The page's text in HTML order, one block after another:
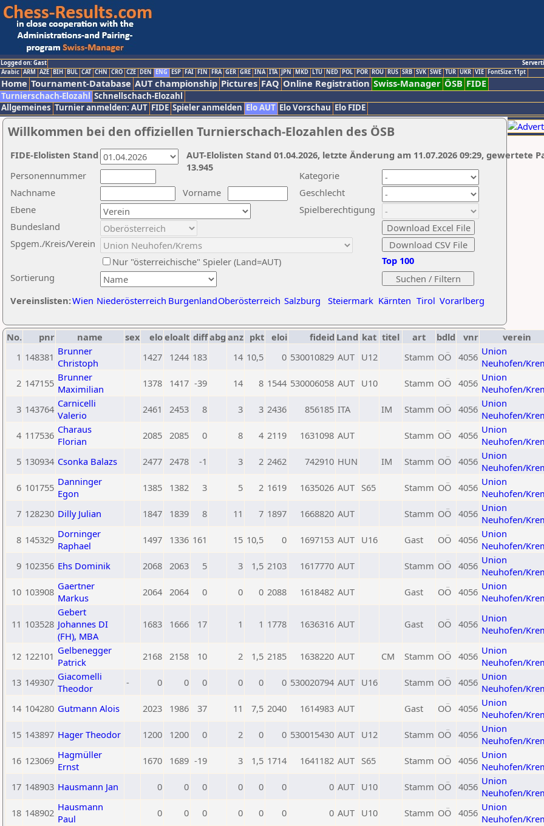
Logged on: Gast
Arabic ARM AZE BIH BUL CAT CHN CRO CZE DEN ENG ESP FAI FIN FRA GER GRE INA ITA JPN MKD LTU NED POL POR ROU RUS SRB SVK SWE TUR UKR VIE FontSize:11pt
Home Tournament-Database AUT championship Pictures FAQ Online Registration Swiss-Manager ÖSB FIDE
Turnierschach-Elozahl Schnellschach-Elozahl
Allgemeines Turnier anmelden: AUT FIDE Spieler anmelden Elo AUT Elo Vorschau Elo FIDE
Willkommen bei den offiziellen Turnierschach-Elozahlen des ÖSB
Nachname
Vorname
Ebene
Kategorie
Sortierung
Personennummer
Bundesland
Spgem./Kreis/Verein
Geschlecht
Nur "österreichische" Spieler (Land=AUT)
Spielberechtigung
Vereinslisten:Wien Niederösterreich BurgenlandOberösterreich Salzburg Steiermark Kärnten Tirol Vorarlberg
Top 100
AUT-Elolisten Stand 01.04.2026, letzte Änderung am 11.07.2026 09:29, gewertete
13.945
FIDE-Elolisten Stand
No. pnr name sex eloeloalt diffabg anz pkt eloi fideid Land kat titel art bdld vnr
verein
1 148381 Brunner
Christoph
1427 1244 183 14 10,5 0 530010829 AUT U12 Stamm OÖ 4056 Union
Neuhofen/
2 147155 Brunner
Maximilian
1378 1417 -39 14 8 1544 530006058 AUT U10 Stamm OÖ 4056 Union
Neuhofen/
3 143764 Carnicelli
Valerio
2461 2453 8 3 3 2436 856185 ITA IM Stamm OÖ 4056 Union
Neuhofen/
4 117536 Charaus
Florian
2085 2085 0 8 4 2119 1631098 AUT Stamm OÖ 4056 Union
Neuhofen/
5 130934 Csonka Balazs 2477 2478 -1 3 2 2462 742910 HUN IM Stamm OÖ 4056 Union
Neuhofen/
6 101755 Danninger
Egon
1385 1382 3 5 2 1619 1635026 AUT S65 Stamm OÖ 4056 Union
Neuhofen/
7 128230 Dilly Julian 1847 1839 8 11 7 1897 1668820 AUT Stamm OÖ 4056 Union
Neuhofen/
8 145329 Dorninger
Raphael
1497 1336 161 15 10,5 0 1697153 AUT U16 Gast OÖ 4056 Union
Neuhofen/
9 102356 Ehs Dominik 2068 2063 5 3 1,5 2103 1617770 AUT Stamm OÖ 4056 Union
Neuhofen/
10 103908 Gaertner
Markus
2064 2064 0 0 0 2088 1618482 AUT Gast OÖ 4056 Union
Neuhofen/
11 103528
Gebert
Johannes DI
(FH), MBA
1683 1666 17 1 1 1778 1636316 AUT Gast OÖ 4056 Union
Neuhofen/
12 122101 Gelbenegger
Patrick
2168 2158 10 2 1,5 2185 1638220 AUT CM Stamm OÖ 4056 Union
Neuhofen/
13 149307 Giacomelli
Theodor
- 0 0 0 0 0 0 530020794 AUT U16 Stamm OÖ 4056 Union
Neuhofen/
14 104280 Gutmann Alois 2023 1986 37 11 7,5 2040 1614983 AUT Gast OÖ 4056 Union
Neuhofen/
15 143897 Hager Theodor 1200 1200 0 2 0 0 530015430 AUT U12 Stamm OÖ 4056 Union
Neuhofen/
16 123069 Hagmüller
Ernst
1670 1689 -19 3 1,5 1714 1641182 AUT S65 Stamm OÖ 4056 Union
Neuhofen/
17 148903 Hausmann Jan 0 0 0 0 0 0 0 AUT U10 Stamm OÖ 4056 Union
Neuhofen/
18 148902 Hausmann
Paul
0 0 0 0 0 0 0 AUT U10 Stamm OÖ 4056 Union
Neuhofen/